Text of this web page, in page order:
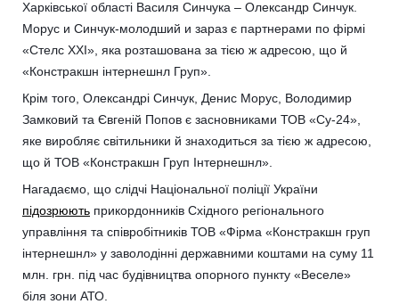
Харківської області Василя Синчука – Олександр Синчук.
Морус и Синчук-молодший и зараз є партнерами по фірмі
«Стелс ХХІ», яка розташована за тією ж адресою, що й
«Констракшн інтернешнл Груп».
Крім того, Олександрі Синчук, Денис Морус, Володимир
Замковий та Євгеній Попов є засновниками ТОВ «Су-24»,
яке виробляє світильники й знаходиться за тією ж адресою,
що й ТОВ «Констракшн Груп Інтернешнл».
Нагадаємо, що слідчі Національної поліції України
підозрюють прикордонників Східного регіонального
управління та співробітників ТОВ «Фірма «Констракшн груп
інтернешнл» у заволодінні державними коштами на суму 11
млн. грн. під час будівництва опорного пункту «Веселе»
біля зони АТО.